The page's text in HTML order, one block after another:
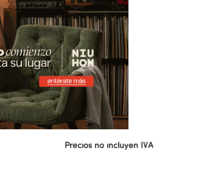
Precios no incluyen IVA